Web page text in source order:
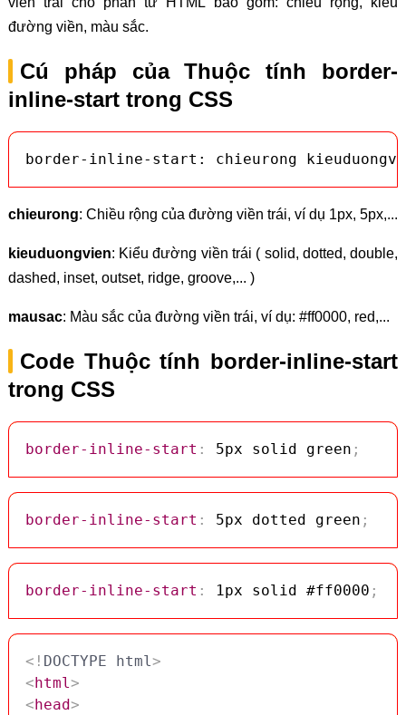
đường viền, màu sắc.
Cú pháp của Thuộc tính border-
inline-start trong CSS
border-inline-start: chieurong
chieurong: Chiều rộng của đường viền trái, ví dụ 1px, 5px,...
kieuduongvien: Kiểu đường viền trái ( solid, dotted, double,
dashed, inset, outset, ridge, groove,... )
mausac: Màu sắc của đường viền trái, ví dụ: #ff0000, red,...
Code Thuộc tính border-inline-start
trong CSS
border-inline-start : 5px solid green ;
border-inline-start : 5px dotted green ;
border-inline-start : 1px solid #ff0000 ;
<! DOCTYPE html>
<html>
<head>